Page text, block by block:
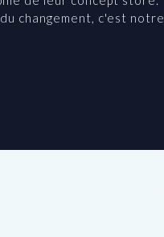
changement, c'est notre